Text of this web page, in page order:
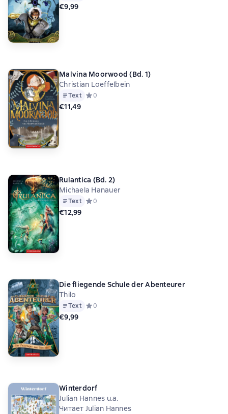
€9,99
Malvina Moorwood (Bd. 1)
Christian Loeffelbein
Text Средний рейтинг 0 на основе 0 оценок
0
€11,49
Rulantica (Bd. 2)
Michaela Hanauer
Text Средний рейтинг 0 на основе 0 оценок
0
€12,99
Die fliegende Schule der Abenteurer
Thilo
Text Средний рейтинг 0 на основе 0 оценок
0
€9,99
Winterdorf
Julian Hannes u.a.
Читает Julian Hannes